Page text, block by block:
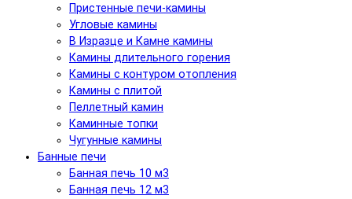
Пристенные печи-камины
Угловые камины
В Изразце и Камне камины
Камины длительного горения
Камины с контуром отопления
Камины с плитой
Пеллетный камин
Каминные топки
Чугунные камины
Банные печи
Банная печь 10 м3
Банная печь 12 м3